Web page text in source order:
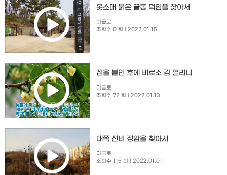
옷소매 붉은 끝동 덕임을 찾아서
이금로
조회수 0 회
| 2022.01.15
접을 붙인 후에 비로소 감 열리니
이금로
조회수 72 회
| 2022.01.13
대쪽 선비 정암을 찾아서
이금로
조회수 115 회
| 2022.01.01